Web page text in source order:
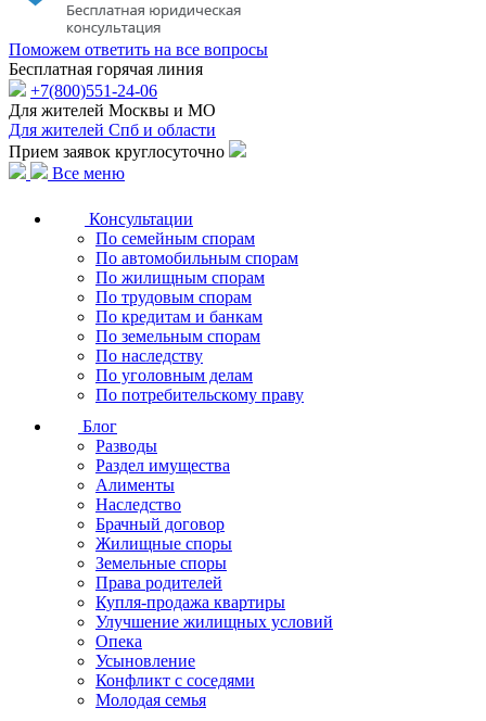
Поможем ответить на все вопросы
Бесплатная горячая линия
+7(800)551-24-06
Для жителей Москвы и МО
Для жителей Спб и области
Прием заявок круглосуточно
Все меню
Консультации
По семейным спорам
По автомобильным спорам
По жилищным спорам
По трудовым спорам
По кредитам и банкам
По земельным спорам
По наследству
По уголовным делам
По потребительскому праву
Блог
Разводы
Раздел имущества
Алименты
Наследство
Брачный договор
Жилищные споры
Земельные споры
Права родителей
Купля-продажа квартиры
Улучшение жилищных условий
Опека
Усыновление
Конфликт с соседями
Молодая семья